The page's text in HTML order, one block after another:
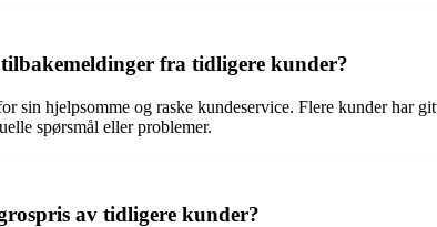
fra tidligere kunder?
hjelpsomme og raske kundeservice. Flere kunder har
spørsmål eller problemer.
av tidligere kunder?